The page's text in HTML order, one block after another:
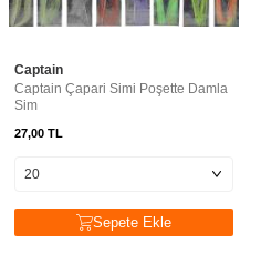
Captain
Captain Çapari Simi Poşette Damla
Sim
27,00 TL
Sepete Ekle